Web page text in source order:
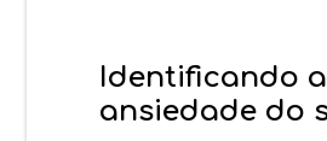
Identificando a
ansiedade do